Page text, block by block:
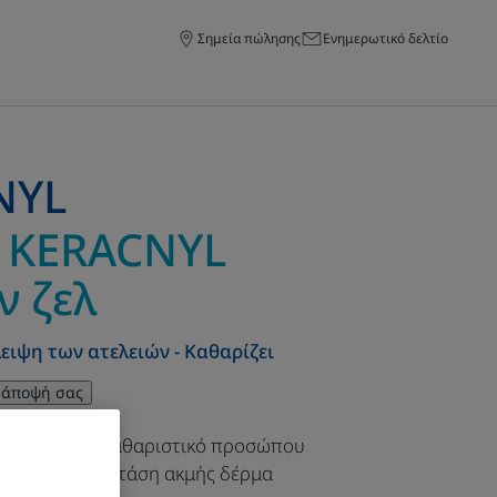
Σημεία πώλησης Ενημερωτικό δελτίο
ζελ
των ατελειών - Καθαρίζει
άποψή σας
ΖΕΛ: ένα καθαριστικό προσώπου
λιπαρό ή με τάση ακμής δέρμα